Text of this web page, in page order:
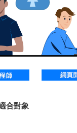
合對象